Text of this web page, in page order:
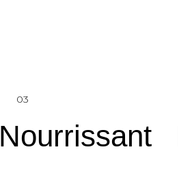
03
Nourrissant